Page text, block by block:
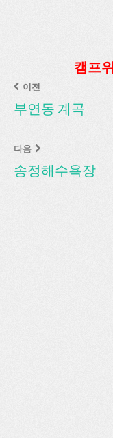
캠프
이전
부연동 계곡
다음
송정해수욕장